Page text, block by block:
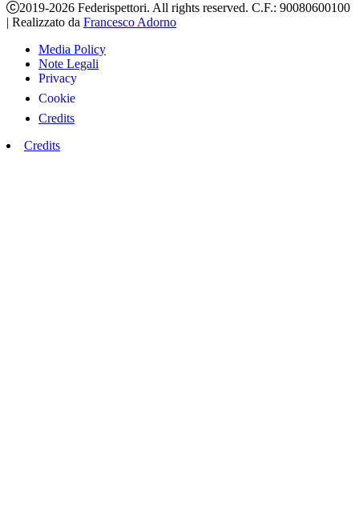
2019-2026 Federispettori. All rights reserved. C.F.: 90080600100
| Realizzato da Francesco Adorno
Media Policy
Note Legali
Privacy
Cookie
Credits
Credits